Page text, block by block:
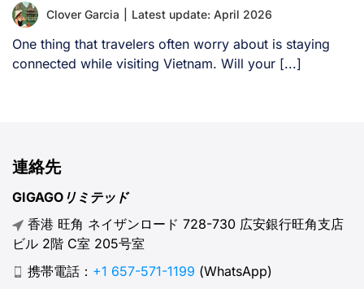
Clover Garcia Latest update: April 2026
One thing that travelers often worry about is staying
connected while visiting Vietnam. Will your [...]
連絡先
GIGAGOリミテッド
香港 旺角 ネイザンロード 728-730 広安銀行旺角支店
ビル 2階 C室 205号室
携帯電話： +1 657-571-1199 (WhatsApp)